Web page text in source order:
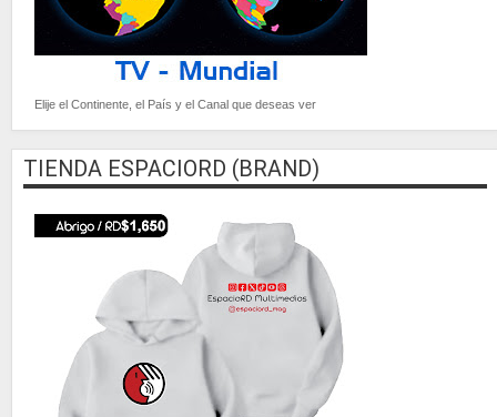
Elije el Continente, el País y el Canal que deseas ver
TIENDA ESPACIORD (BRAND)